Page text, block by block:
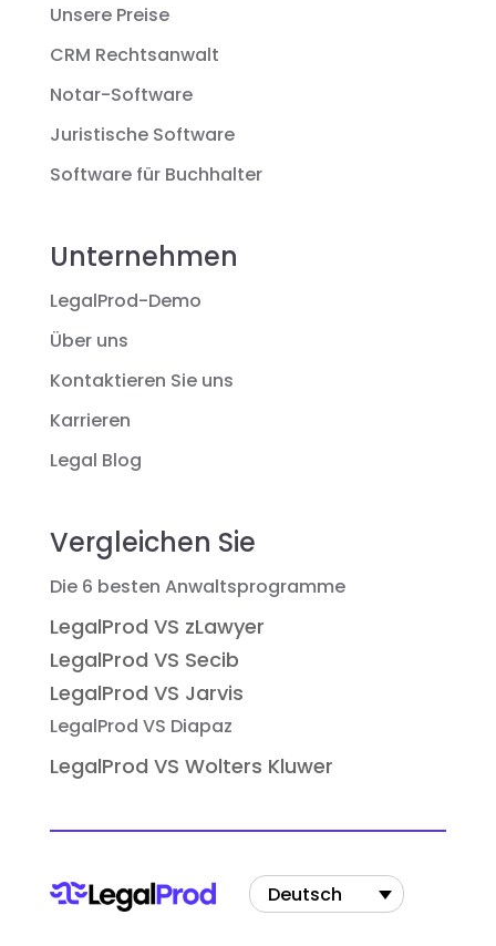
Unsere Preise
CRM Rechtsanwalt
Notar-Software
Juristische Software
Software für Buchhalter
Unternehmen
LegalProd-Demo
Über uns
Kontaktieren Sie uns
Karrieren
Legal Blog
Vergleichen Sie
Die 6 besten Anwaltsprogramme
LegalProd VS zLawyer
LegalProd VS Secib
LegalProd VS Jarvis
LegalProd VS Diapaz
LegalProd VS Wolters Kluwer
Deutsch